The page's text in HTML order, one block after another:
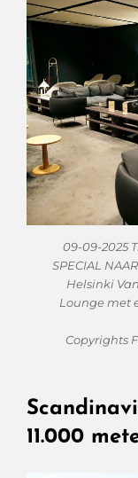
09-09-2025
SPECIAL
Helsinki
Lounge met
Copyrights
11.000